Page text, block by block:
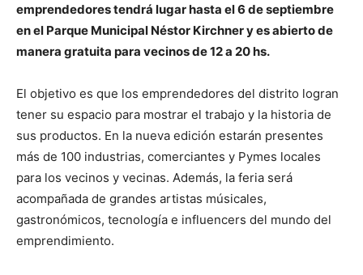
emprendedores tendrá lugar hasta el 6 de septiembre
en el Parque Municipal Néstor Kirchner y es abierto de
manera gratuita para vecinos de 12 a 20 hs.
El objetivo es que los emprendedores del distrito logran
tener su espacio para mostrar el trabajo y la historia de
sus productos. En la nueva edición estarán presentes
más de 100 industrias, comerciantes y Pymes locales
para los vecinos y vecinas. Además, la feria será
acompañada de grandes artistas músicales,
gastronómicos, tecnología e influencers del mundo del
emprendimiento.